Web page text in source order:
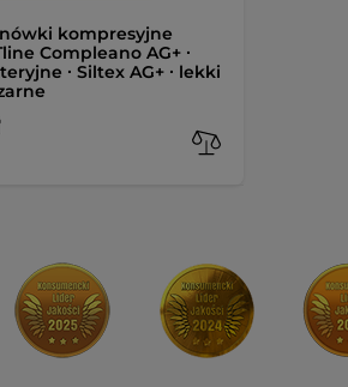
kompresyjne
Compleano AG+ ∙
∙ Siltex AG+ ∙ lekki